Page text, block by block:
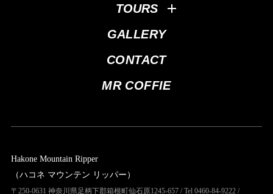
TOURS
GALLERY
CONTACT
MR COFFIE
Hakone Mountain Ripper
（ハコネ マウンテン リッパー）
〒250-0631 神奈川県足柄下郡箱根町仙石原1245-657 / Tel 0460-84-9222 /